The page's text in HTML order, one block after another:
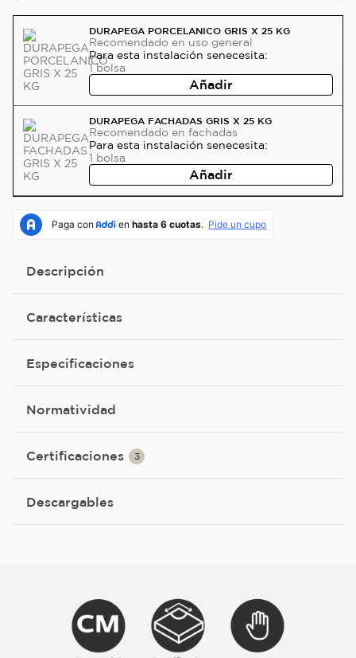
DURAPEGA PORCELANICO GRIS X 25 KG
Recomendado en uso general
Para esta instalación senecesita:
1 bolsa
Añadir
DURAPEGA FACHADAS GRIS X 25 KG
Recomendado en fachadas
Para esta instalación senecesita:
1 bolsa
Añadir
Descripción
Características
Especificaciones
Normatividad
Certificaciones 3
Descargables